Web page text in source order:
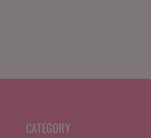
CATEGORY